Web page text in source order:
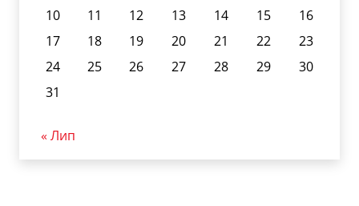
10
11 12 13 14 15
16
17
18 19 20 21 22
23
24
25 26 27 28 29
30
31
« Лип